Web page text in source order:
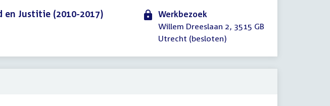
en Justitie (2010-2017)
Werkbezoek
Willem Dreeslaan 2, 3515 GB
Utrecht (besloten)